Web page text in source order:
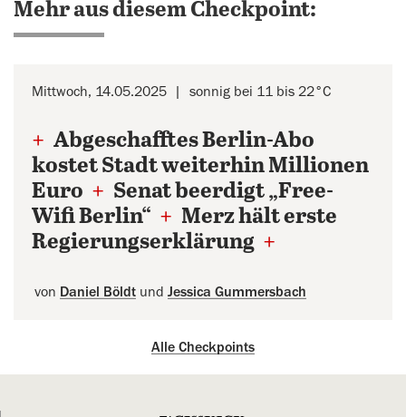
Mehr aus diesem Checkpoint:
Mittwoch, 14.05.2025 sonnig bei 11 bis 22°C
+ Abgeschafftes Berlin-Abo
kostet Stadt weiterhin Millionen
Euro + Senat beerdigt „Free-
Wifi Berlin“ + Merz hält erste
Regierungserklärung +
von Daniel Böldt und Jessica Gummersbach
Alle Checkpoints